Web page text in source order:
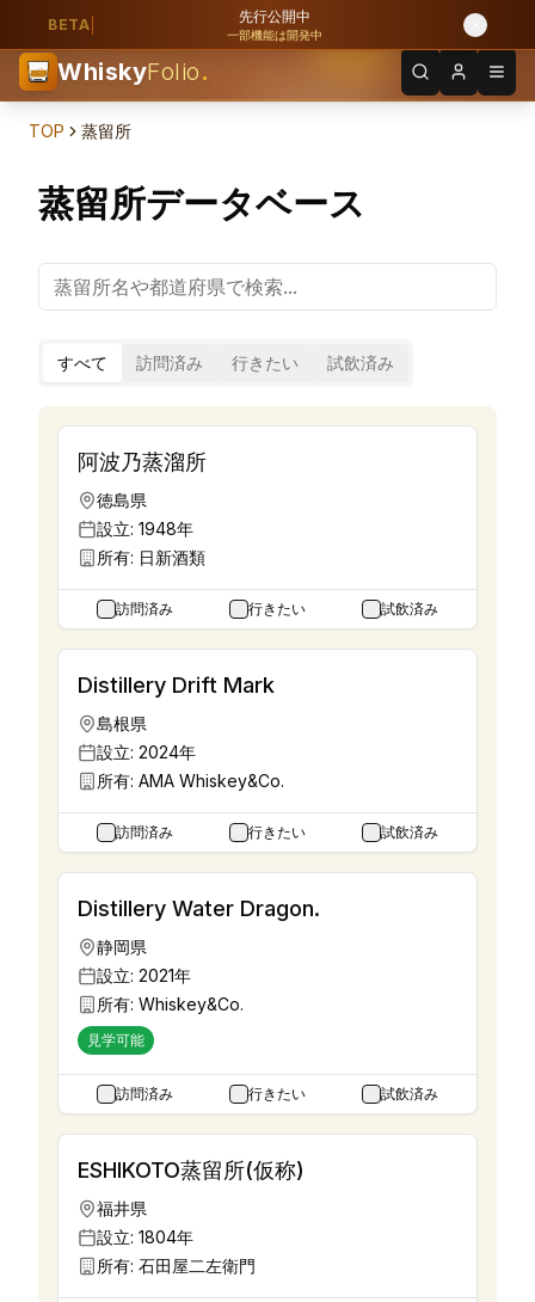
BETA 先行公開中
一部機能は開発中
WhiskyFolio.
TOP 蒸留所
蒸留所データベース
すべて 訪問済み 行きたい 試飲済み
阿波乃蒸溜所
徳島県
設立: 1948年
所有: 日新酒類
訪問済み 行きたい 試飲済み
Distillery Drift Mark
島根県
設立: 2024年
所有: AMA Whiskey&Co.
訪問済み 行きたい 試飲済み
Distillery Water Dragon.
静岡県
設立: 2021年
所有: Whiskey&Co.
見学可能
訪問済み 行きたい 試飲済み
ESHIKOTO蒸留所(仮称)
福井県
設立: 1804年
所有: 石田屋二左衛門